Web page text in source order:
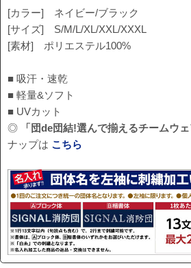
[カラー] ネイビー/ブラック
[サイズ] S/M/L/XL/XXL/XXXL
[素材] ポリエステル100%
■ 吸汗・速乾
■ 軽量&ソフト
■ UVカット
◎
「団de団結!選んで揃えるチームウ
ナップは こちら